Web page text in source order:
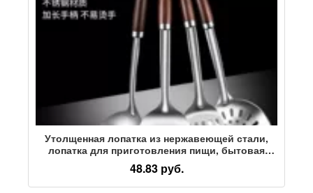
Утолщенная лопатка из нержавеющей стали,
лопатка для приготовления пищи, бытовая
кухонная защита от ожогов, ложка для жарки,
дуршлаг, лопатка для жарки, набор кухонных
принадлежностей
48.83 руб.